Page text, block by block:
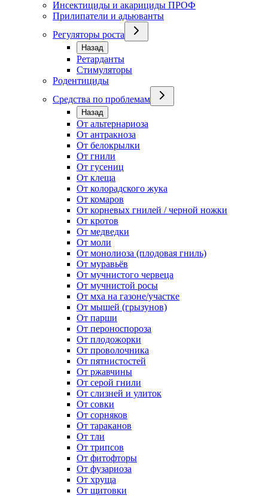
Инсектициды и акарициды ПРОФ
Прилипатели и адьюванты
Регуляторы роста
Назад
Ретарданты
Стимуляторы
Родентициды
Средства по проблемам
Назад
От альтернариоза
От антракноза
От белокрылки
От гнили
От гусениц
От клеща
От колорадского жука
От комаров
От корневых гнилей / черной ножки
От кротов
От медведки
От моли
От монолиоза (плодовая гниль)
От муравьёв
От мучнистого червеца
От мучнистой росы
От мха на газоне/участке
От мышей (грызунов)
От парши
От пероноспороза
От плодожорки
От проволочника
От пятнистостей
От ржавчины
От серой гнили
От слизней и улиток
От совки
От сорняков
От тараканов
От тли
От трипсов
От фитофторы
От фузариоза
От хруща
От щитовки